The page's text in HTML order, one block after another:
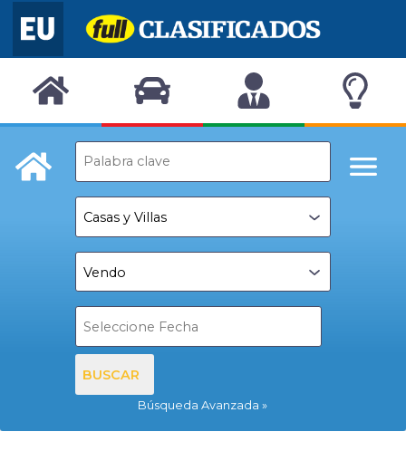
BUSCAR
Búsqueda Avanzada